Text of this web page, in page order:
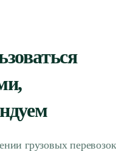
грузовых перевозок